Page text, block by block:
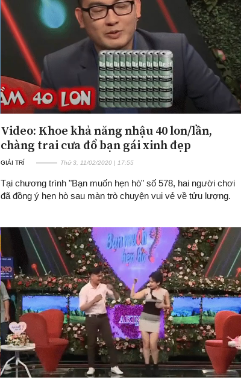
Video: Khoe khả năng nhậu 40 lon/lần,
chàng trai cưa đổ bạn gái xinh đẹp
GIẢI TRÍ Thứ 3, 11/02/2020 | 17:55
Tại chương trình "Bạn muốn hẹn hò" số 578, hai người chơi
đã đồng ý hẹn hò sau màn trò chuyện vui vẻ về tửu lượng.